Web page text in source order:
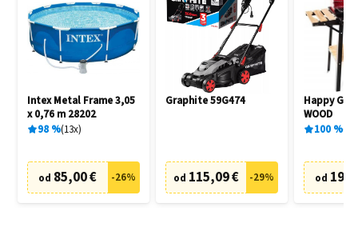
Intex Metal Frame 3,05
x 0,76 m 28202
98% 13x
od 85,00 € -26%
Graphite 59G474
od 115,09 € -29%
Happy
WOOD
100%
od